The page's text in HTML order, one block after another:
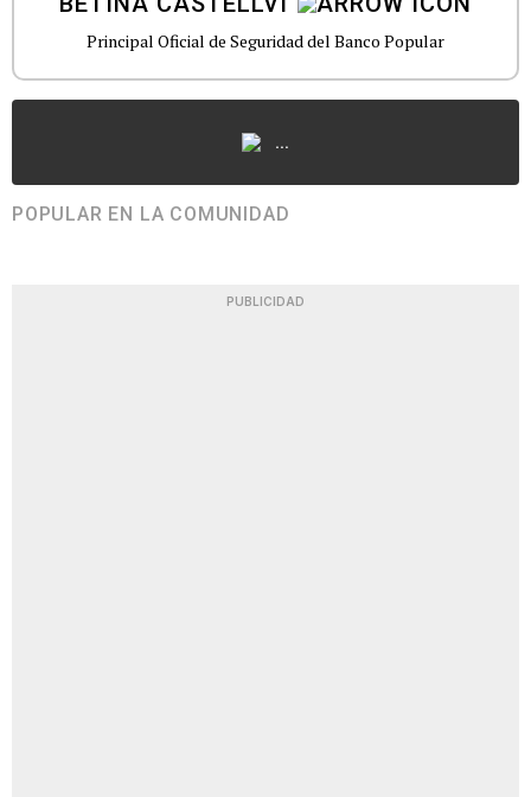
Principal Oficial de Seguridad del Banco Popular
...
POPULAR EN LA COMUNIDAD
PUBLICIDAD